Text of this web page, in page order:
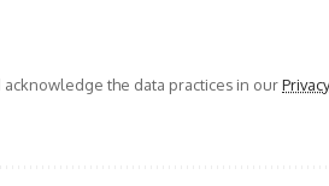
acknowledge the data practices in our